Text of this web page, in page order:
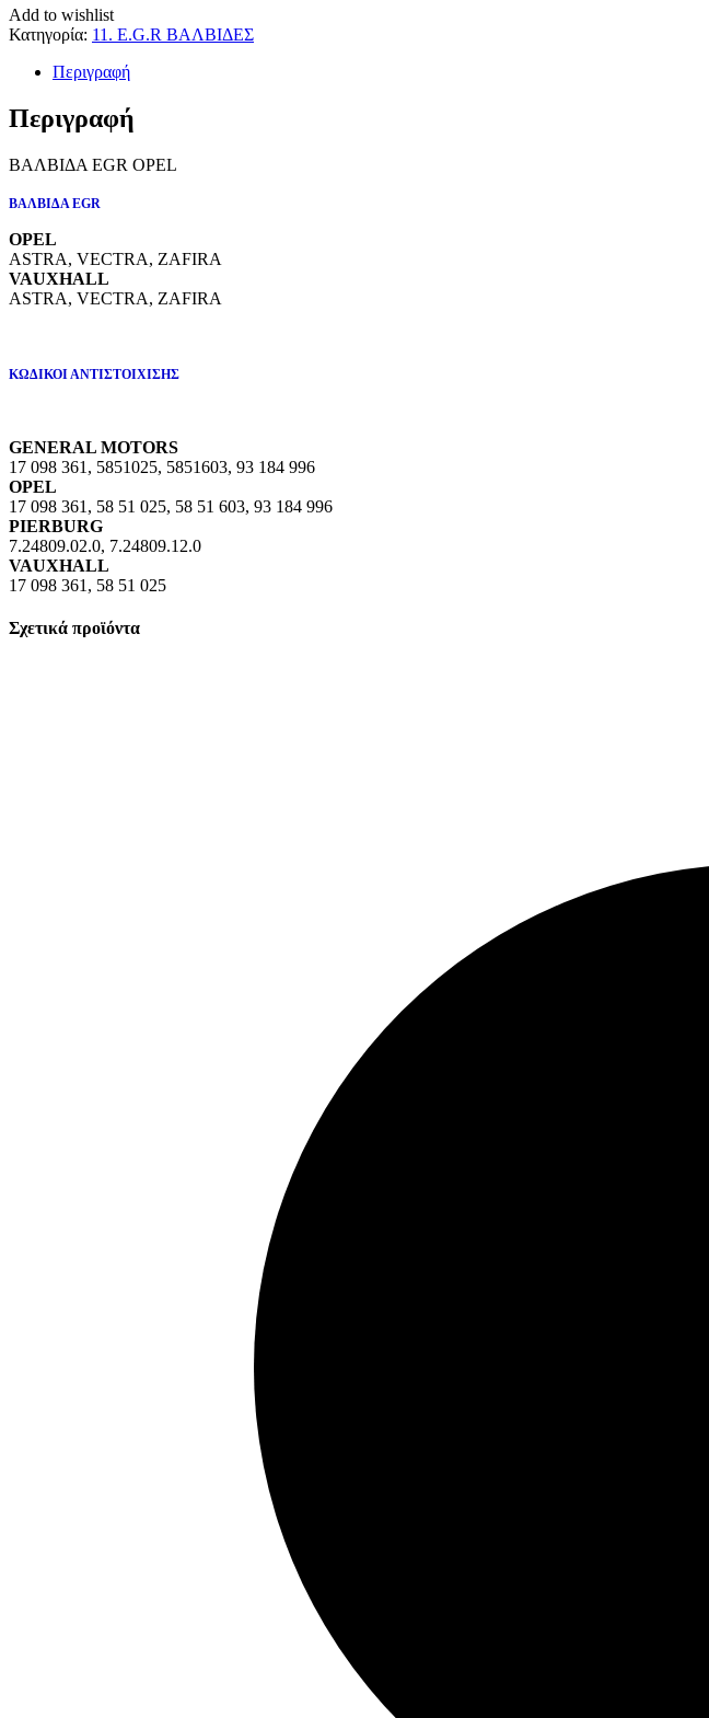
Add to wishlist
Κατηγορία: 11. E.G.R ΒΑΛΒΙΔΕΣ
Περιγραφή
Περιγραφή
ΒΑΛΒΙΔΑ EGR OPEL
ΒΑΛΒΙΔΑ EGR
OPEL
ASTRA, VECTRA, ZAFIRA
VAUXHALL
ASTRA, VECTRA, ZAFIRA
ΚΩΔΙΚΟΙ ΑΝΤΙΣΤΟΙΧΙΣΗΣ
GENERAL MOTORS
17 098 361, 5851025, 5851603, 93 184 996
OPEL
17 098 361, 58 51 025, 58 51 603, 93 184 996
PIERBURG
7.24809.02.0, 7.24809.12.0
VAUXHALL
17 098 361, 58 51 025
Σχετικά προϊόντα